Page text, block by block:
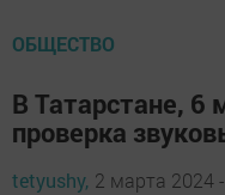
ОБЩЕСТВО
В Татарстане, 6
проверка
tetyushy, 2 марта 2024